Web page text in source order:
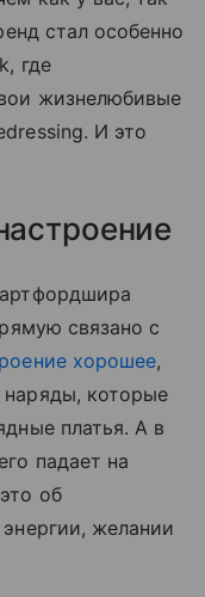
стал особенно
где
жизнелюбивые
И это
связано с
хорошее,
которые
платья. А в
падает на
об
желании